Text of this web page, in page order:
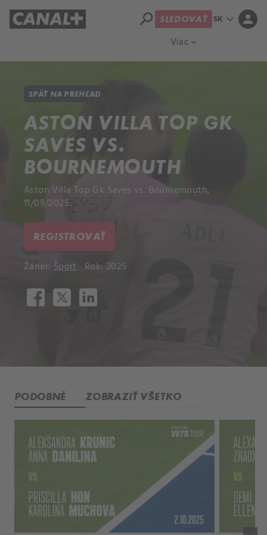
Viac expand_more
search SLEDOVAŤ SK expand_more person
SPÄŤ NA PREHĽAD
ASTON VILLA TOP GK
SAVES VS.
BOURNEMOUTH
Aston Villa Top Gk Saves vs. Bournemouth,
11/09/2025.
REGISTROVAŤ
Žáner: Šport Rok: 2025
PODOBNÉ ZOBRAZIŤ VŠETKO